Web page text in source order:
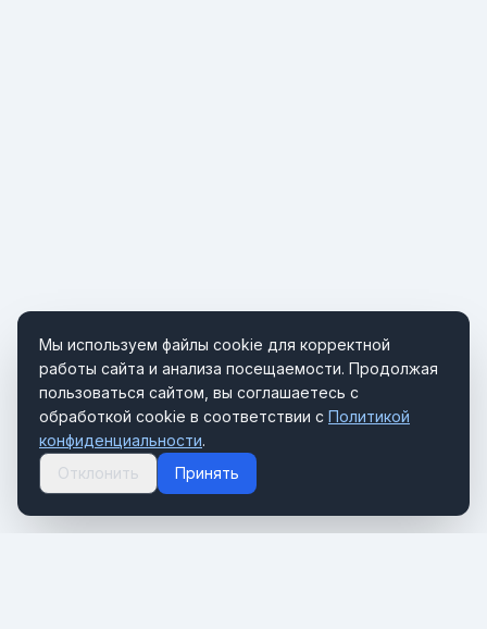
Мы используем файлы cookie для корректной
работы сайта и анализа посещаемости. Продолжая
пользоваться сайтом, вы соглашаетесь с
обработкой cookie в соответствии с Политикой
конфиденциальности.
Отклонить
Принять